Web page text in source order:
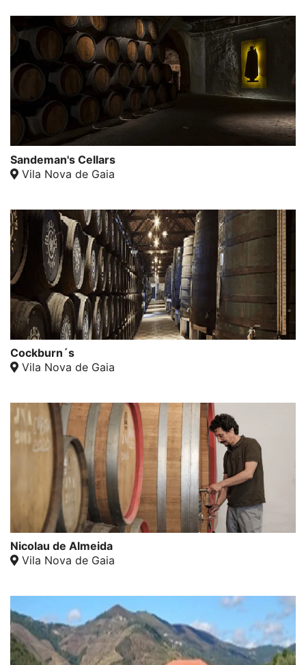
Sandeman's Cellars
Vila Nova de Gaia
Cockburn´s
Vila Nova de Gaia
Nicolau de Almeida
Vila Nova de Gaia